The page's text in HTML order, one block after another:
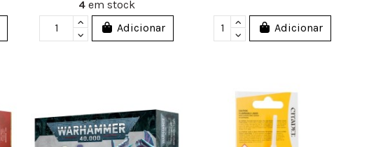
4 em stock
Adicionar
Adicionar